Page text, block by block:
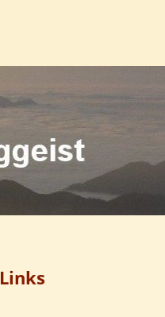
Links